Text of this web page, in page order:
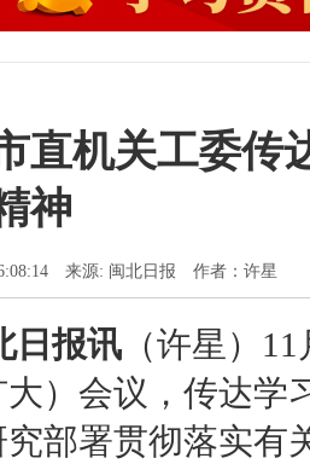
直机关工委传
神
来源: 闽北日报 作者：许星
日报讯 （许星）
大）会议，传达学
部署贯彻落实有